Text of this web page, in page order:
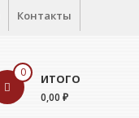
Контакты
0 ИТОГО
0,00 ₽